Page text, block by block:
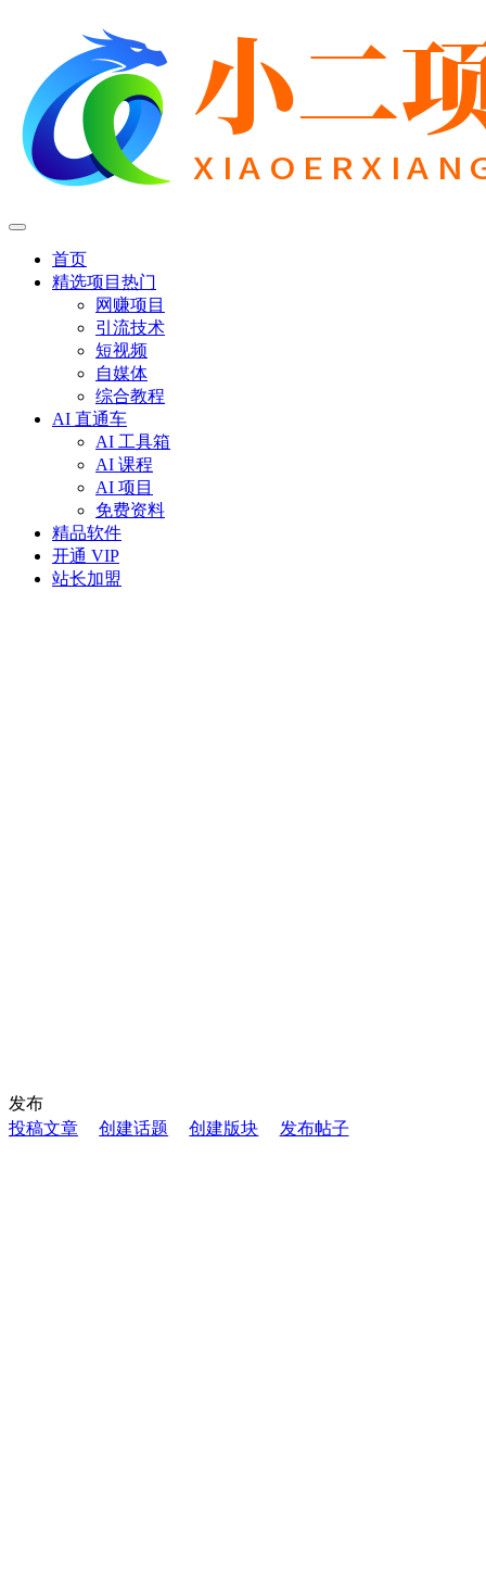
首页
精选项目 热门
网赚项目
引流技术
短视频
自媒体
综合教程
AI 直通车
AI 工具箱
AI 课程
AI 项目
免费资料
精品软件
开通 VIP
站长加盟
发布
投稿文章
创建话题 创建版块 发布帖子